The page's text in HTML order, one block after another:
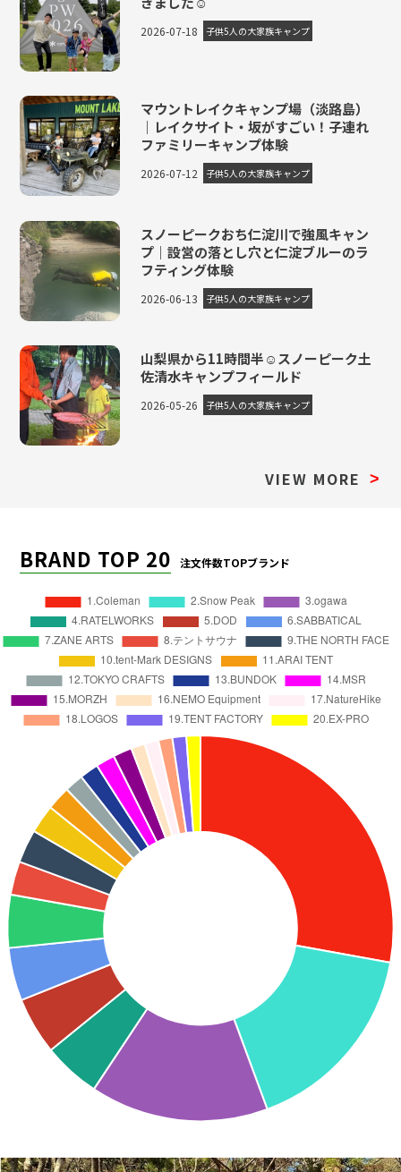
2026-07-18 子供5人の大家族キャンプ
マウントレイクキャンプ場（淡路島）
｜レイクサイト・坂がすごい！子連れ
ファミリーキャンプ体験
2026-07-12 子供5人の大家族キャンプ
スノーピークおち仁淀川で強風キャン
プ｜設営の落とし穴と仁淀ブルーのラ
フティング体験
2026-06-13 子供5人の大家族キャンプ
山梨県から11時間半☺スノーピーク土
佐清水キャンプフィールド
2026-05-26 子供5人の大家族キャンプ
VIEW MORE >
BRAND TOP 20 注文件数TOPブランド